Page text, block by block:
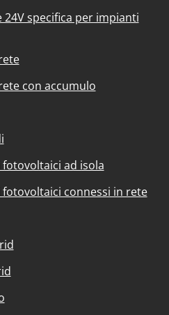
24V specifica per impianti
con accumulo
ad isola
connessi in rete